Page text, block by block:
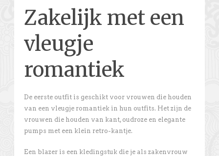
Zakelijk met een
vleugje
romantiek
De eerste outfit is geschikt voor vrouwen die houden
van een vleugje romantiek in hun outfits. Het zijn de
vrouwen die houden van kant, oudroze en elegante
pumps met een klein retro-kantje.
Een blazer is een kledingstuk die je als zakenvrouw